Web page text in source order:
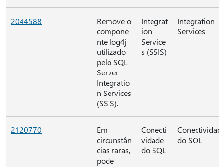
2044588
Remove o
compone
nte log4j
utilizado
pelo SQL
Server
Integratio
n Services
(SSIS).
Integrat
ion
Service
s (SSIS)
Integration
Services
2120770
Em
circunstân
cias raras,
pode
Conecti
vidade
do SQL
do SQL